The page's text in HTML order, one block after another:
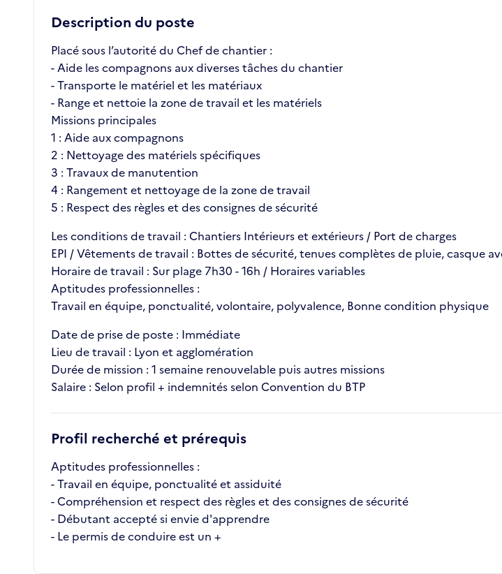
Description du poste
Placé sous l’autorité du Chef de chantier :
- Aide les compagnons aux diverses tâches du chantier
- Transporte le matériel et les matériaux
- Range et nettoie la zone de travail et les matériels
Missions principales
1 : Aide aux compagnons
2 : Nettoyage des matériels spécifiques
3 : Travaux de manutention
4 : Rangement et nettoyage de la zone de travail
5 : Respect des règles et des consignes de sécurité
Les conditions de travail : Chantiers Intérieurs et extérieurs / Port de charges
EPI / Vêtements de travail : Bottes de sécurité, tenues complètes de pluie, casque
Horaire de travail : Sur plage 7h30 - 16h / Horaires variables
Aptitudes professionnelles :
Travail en équipe, ponctualité, volontaire, polyvalence, Bonne condition physique
Date de prise de poste : Immédiate
Lieu de travail : Lyon et agglomération
Durée de mission : 1 semaine renouvelable puis autres missions
Salaire : Selon profil + indemnités selon Convention du BTP
Profil recherché et prérequis
Aptitudes professionnelles :
- Travail en équipe, ponctualité et assiduité
- Compréhension et respect des règles et des consignes de sécurité
- Débutant accepté si envie d'apprendre
- Le permis de conduire est un +